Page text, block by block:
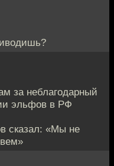
за неблагодарный
эльфов в РФ
сказал: «Мы не